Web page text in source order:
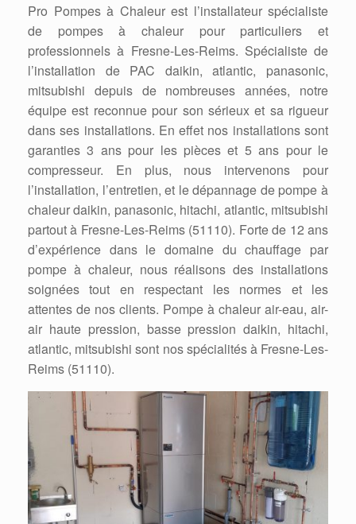
Pro Pompes à Chaleur est l’installateur spécialiste
de pompes à chaleur pour particuliers et
professionnels à Fresne-Les-Reims. Spécialiste de
l’installation de PAC daikin, atlantic, panasonic,
mitsubishi depuis de nombreuses années, notre
équipe est reconnue pour son sérieux et sa rigueur
dans ses installations. En effet nos installations sont
garanties 3 ans pour les pièces et 5 ans pour le
compresseur. En plus, nous intervenons pour
l’installation, l’entretien, et le dépannage de pompe à
chaleur daikin, panasonic, hitachi, atlantic, mitsubishi
partout à Fresne-Les-Reims (51110). Forte de 12 ans
d’expérience dans le domaine du chauffage par
pompe à chaleur, nous réalisons des installations
soignées tout en respectant les normes et les
attentes de nos clients. Pompe à chaleur air-eau, air-
air haute pression, basse pression daikin, hitachi,
atlantic, mitsubishi sont nos spécialités à Fresne-Les-
Reims (51110).